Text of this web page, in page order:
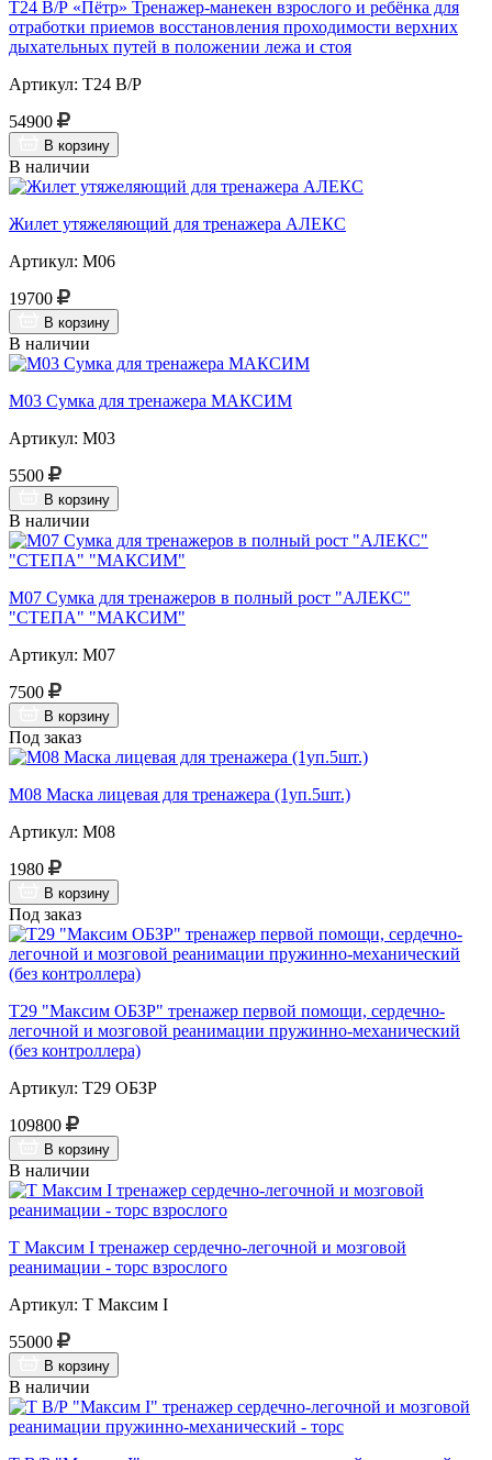
Т24 В/Р «Пётр» Тренажер-манекен взрослого и ребёнка для
отработки приемов восстановления проходимости верхних
дыхательных путей в положении лежа и стоя
Артикул: Т24 В/Р
54900
В корзину
В наличии
Жилет утяжеляющий для тренажера АЛЕКС
Артикул: М06
19700
В корзину
В наличии
М03 Сумка для тренажера МАКСИМ
Артикул: М03
5500
В корзину
В наличии
М07 Сумка для тренажеров в полный рост "АЛЕКС"
"СТЕПА" "МАКСИМ"
Артикул: М07
7500
В корзину
Под заказ
М08 Маска лицевая для тренажера (1уп.5шт.)
Артикул: М08
1980
В корзину
Под заказ
Т29 "Максим ОБЗР" тренажер первой помощи, сердечно-
легочной и мозговой реанимации пружинно-механический
(без контроллера)
Артикул: Т29 ОБЗР
109800
В корзину
В наличии
Т Максим I тренажер сердечно-легочной и мозговой
реанимации - торс взрослого
Артикул: Т Максим I
55000
В корзину
В наличии